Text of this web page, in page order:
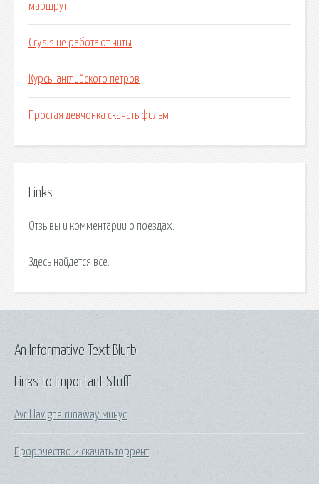
маршрут
Crysis не работают читы
Курсы английского петров
Простая девчонка скачать фильм
Links
Отзывы и комментарии о поездах.
Здесь найдется все.
Links to Important Stuff
Avril lavigne runaway минус
Пророчество 2 скачать торрент
An Informative Text Blurb